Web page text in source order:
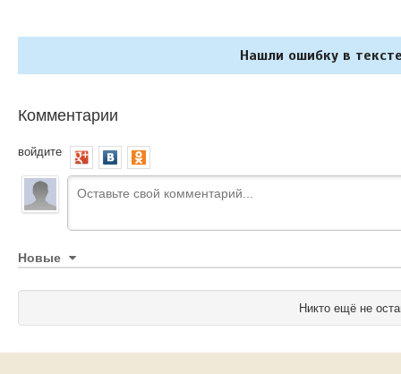
Нашли ошибку в
Комментарии
войдите
Новые
Никто ещё не